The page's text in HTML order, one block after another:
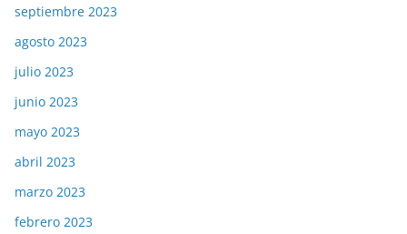
septiembre 2023
agosto 2023
julio 2023
junio 2023
mayo 2023
abril 2023
marzo 2023
febrero 2023